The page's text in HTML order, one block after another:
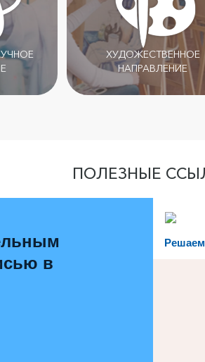
ХУДОЖЕСТВЕННОЕ
НАПРАВЛЕНИЕ
ПОЛЕЗНЫЕ
в